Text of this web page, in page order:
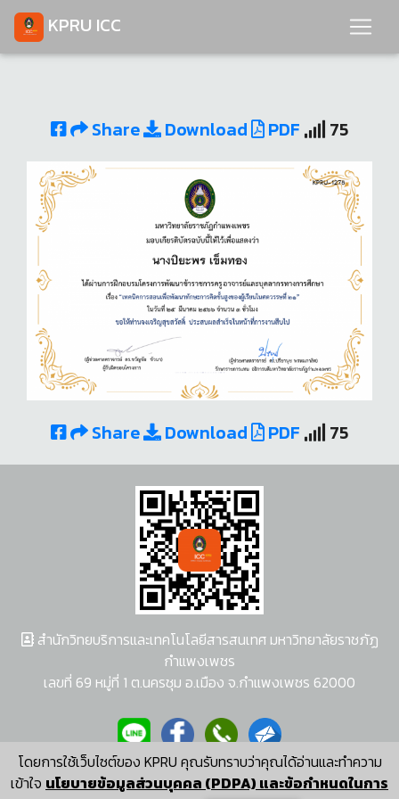
KPRU ICC
Share Download PDF 75
Share Download PDF 75
โดยการใช้เว็บไซต์ของ KPRU คุณรับทราบว่าคุณได้อ่านและทำความ
เข้าใจ นโยบายข้อมูลส่วนบุคคล (PDPA) และข้อกำหนดในการ
สำนักวิทยบริการและเทคโนโลยีสารสนเทศ มหาวิทยาลัยราชภัฏ
กำแพงเพชร
เลขที่ 69 หมู่ที่ 1 ต.นครชุม อ.เมือง จ.กำแพงเพชร 62000
ผู้พัฒนาระบบ อนุชา พวงผกา